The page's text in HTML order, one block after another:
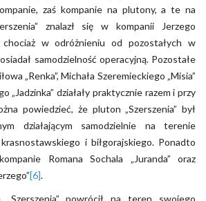
zaś kompanie na plutony, a te na
znalazł się w kompanii Jerzego
chociaż w odróżnieniu od pozostałych w
samodzielność operacyjną. Pozostałe
„Renka”, Michała Szeremieckiego „Misia”
„Jadzinka” działały praktycznie razem i przy
powiedzieć, że pluton „Szerszenia” był
działającym samodzielnie na terenie
i biłgorajskiego. Ponadto
Romana Sochala „Juranda” oraz
[6].